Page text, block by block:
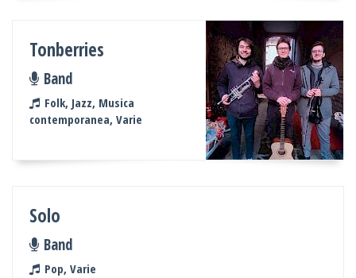
Tonberries
Band
Folk, Jazz, Musica
contemporanea, Varie
Solo
Band
Pop, Varie